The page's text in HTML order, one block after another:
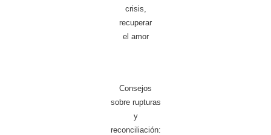
crisis,
recuperar
el amor
Consejos
sobre rupturas
y
reconciliación: